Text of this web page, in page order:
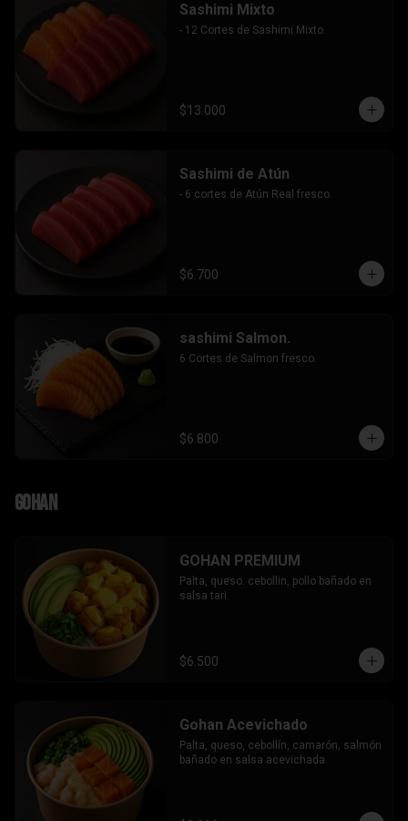
Sashimi Mixto
- 12 Cortes de Sashimi Mixto.
$13.000
Sashimi de Atún
- 6 cortes de Atún Real fresco.
$6.700
sashimi Salmon.
6 Cortes de Salmon fresco.
$6.800
Gohan
GOHAN PREMIUM
Palta, queso. cebollin, pollo bañado en
salsa tari.
$6.500
Gohan Acevichado
Palta, queso, cebollín, camarón, salmón
bañado en salsa acevichada.